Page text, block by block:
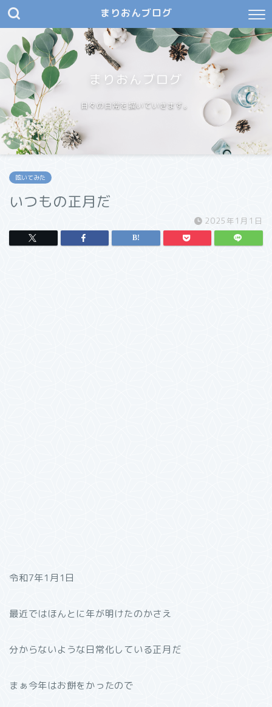
まりおんブログ
まりおんブログ
日々の日常を描いていきます。
呟いてみた
いつもの正月だ
2025年1月1日
令和7年1月1日
最近ではほんとに年が明けたのかさえ
分からないような日常化している正月だ
まぁ今年はお餅をかったので